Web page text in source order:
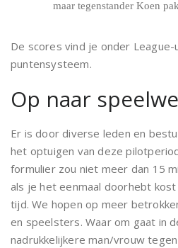
maar tegenstander Koen
De scores vind je onder
puntensysteem.
Op naar
Er is door diverse leden en
het optuigen van deze
formulier zou niet meer dan 15
als je het eenmaal doorhebt
tijd. We hopen op meer
en speelsters. Waar om gaat in
nadrukkelijkere man/vrouw